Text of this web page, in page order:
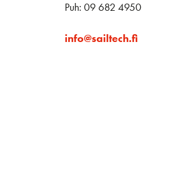
Puh: 09 682 4950
info@sailtech.fi